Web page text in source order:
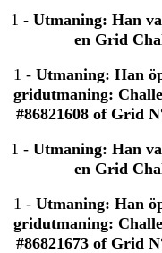
1 -Utmaning: Han
en Grid
1 - Utmaning: Han
gridutmaning:
#86821608 of Grid
1 -Utmaning: Han
en Grid
1 - Utmaning: Han
gridutmaning:
#86821673 of Grid